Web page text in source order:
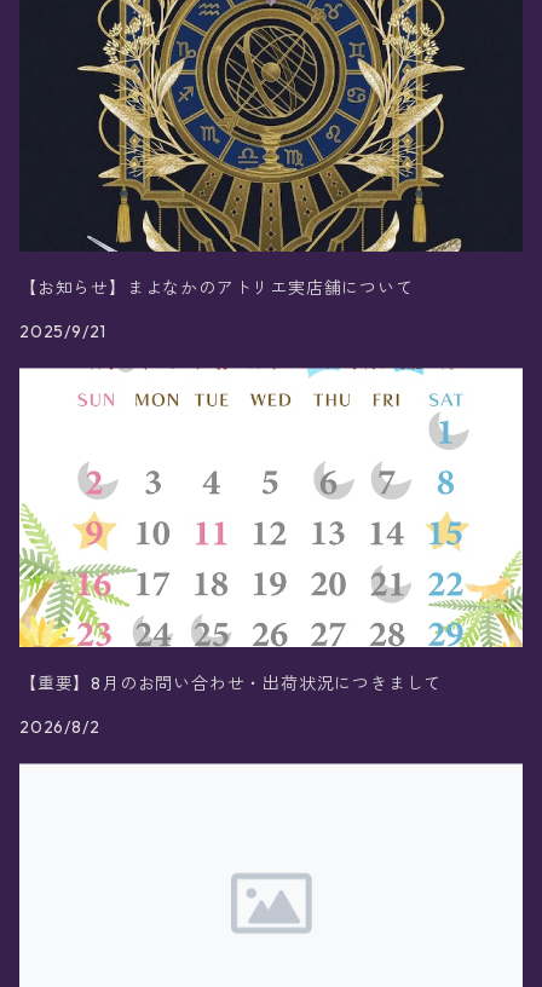
【お知らせ】まよなかのアトリエ実店舗について
2025/9/21
【重要】8月のお問い合わせ・出荷状況につきまして
2026/8/2